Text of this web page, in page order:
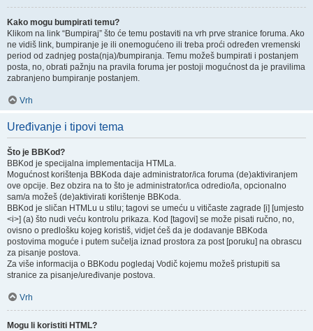
Kako mogu bumpirati temu?
Klikom na link “Bumpiraj” što će temu postaviti na vrh prve stranice foruma. Ako
ne vidiš link, bumpiranje je ili onemogućeno ili treba proći određen vremenski
period od zadnjeg posta(nja)/bumpiranja. Temu možeš bumpirati i postanjem
posta, no, obrati pažnju na pravila foruma jer postoji mogućnost da je pravilima
zabranjeno bumpiranje postanjem.
Vrh
Uređivanje i tipovi tema
Što je BBKod?
BBKod je specijalna implementacija HTMLa.
Mogućnost korištenja BBKoda daje administrator/ica foruma (de)aktiviranjem
ove opcije. Bez obzira na to što je administrator/ica odredio/la, opcionalno
sam/a možeš (de)aktivirati korištenje BBKoda.
BBKod je sličan HTMLu u stilu; tagovi se umeću u vitičaste zagrade [i] [umjesto
<i>] (a) što nudi veću kontrolu prikaza. Kod [tagovi] se može pisati ručno, no,
ovisno o predlošku kojeg koristiš, vidjet ćeš da je dodavanje BBKoda
postovima moguće i putem sučelja iznad prostora za post [poruku] na obrascu
za pisanje postova.
Za više informacija o BBKodu pogledaj Vodič kojemu možeš pristupiti sa
stranice za pisanje/uređivanje postova.
Vrh
Mogu li koristiti HTML?